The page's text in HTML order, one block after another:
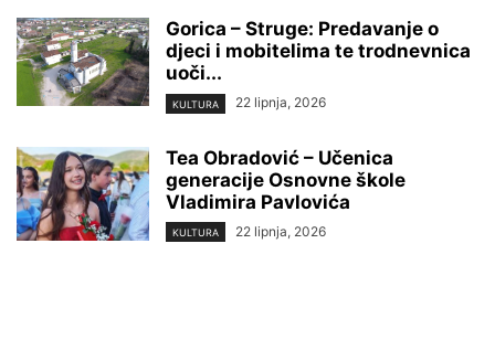
Gorica – Struge: Predavanje o
djeci i mobitelima te trodnevnica
uoči...
KULTURA 22 lipnja, 2026
Tea Obradović – Učenica
generacije Osnovne škole
Vladimira Pavlovića
KULTURA 22 lipnja, 2026